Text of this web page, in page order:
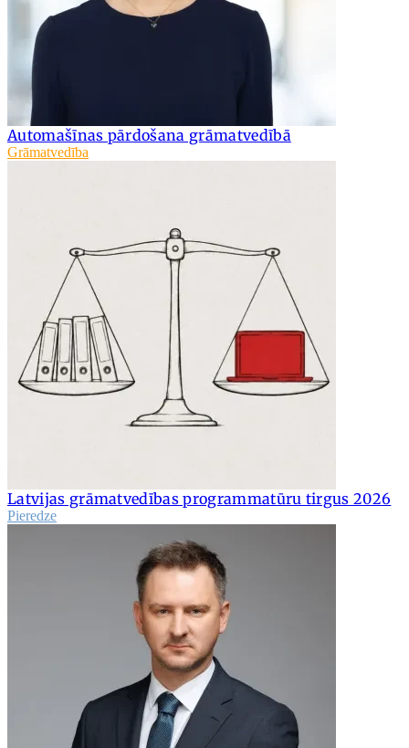
Automašīnas pārdošana grāmatvedībā
Grāmatvedība
Latvijas grāmatvedības programmatūru tirgus 2026
Pieredze